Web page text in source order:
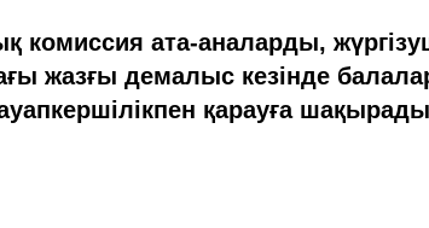
комиссия ата-аналарды,
жазғы демалыс кезінде
қарауға шақырады